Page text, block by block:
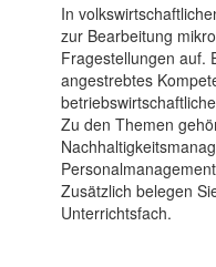
In
zur Bearbeitung
Fragestellungen auf.
angestrebtes
Zu den Themen
Zusätzlich belegen
Unterrichtsfach.